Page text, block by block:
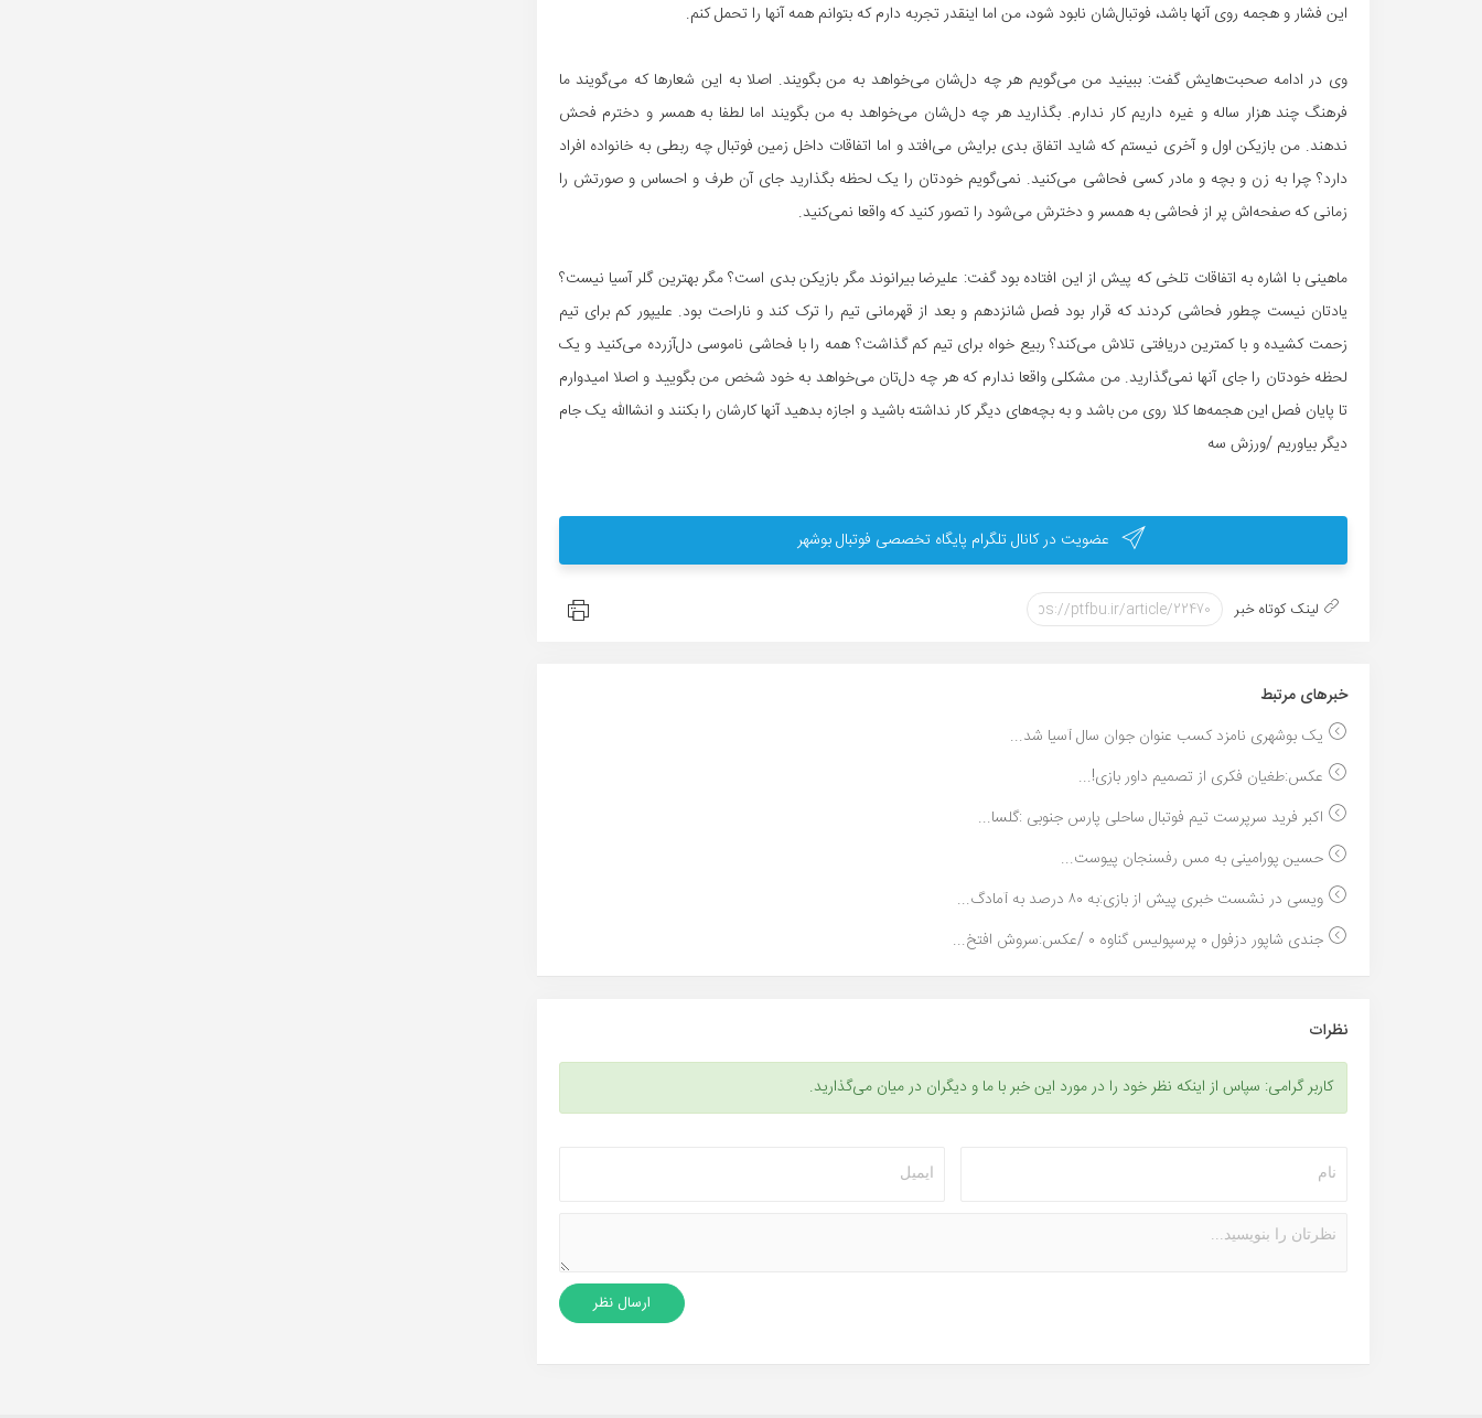
این فشار و هجمه روی آنها باشد، فوتبال‌شان نابود شود، من اما اینقدر تجربه دارم که بتوانم همه آنها را تحمل کنم.
وی در ادامه صحبت‌هایش گفت: ببینید من می‌گویم هر چه دل‌شان می‌خواهد به من بگویند. اصلا به این شعارها که می‌گویند ما
فرهنگ چند هزار ساله و غیره داریم کار ندارم. بگذارید هر چه دل‌شان می‌خواهد به من بگویند اما لطفا به همسر و دخترم فحش
ندهند. من بازیکن اول و آخری نیستم که شاید اتفاق بدی برایش می‌افتد و اما اتفاقات داخل زمین فوتبال چه ربطی به خانواده افراد
دارد؟ چرا به زن و بچه و مادر کسی فحاشی می‌کنید. نمی‌گویم خودتان را یک لحظه بگذارید جای آن طرف و احساس و صورتش را
زمانی که صفحه‌اش پر از فحاشی به همسر و دخترش می‌شود را تصور کنید که واقعا نمی‌کنید.
ماهینی با اشاره به اتفاقات تلخی که پیش از این افتاده بود گفت: علیرضا بیرانوند مگر بازیکن بدی است؟ مگر بهترین گلر آسیا نیست؟
یادتان نیست چطور فحاشی کردند که قرار بود فصل شانزدهم و بعد از قهرمانی تیم را ترک کند و ناراحت بود. علیپور کم برای تیم
زحمت کشیده و با کمترین دریافتی تلاش می‌کند؟ ربیع خواه برای تیم کم گذاشت؟ همه را با فحاشی ناموسی دل‌آزرده می‌کنید و یک
لحظه خودتان را جای آنها نمی‌گذارید. من مشکلی واقعا ندارم که هر چه دل‌تان می‌خواهد به خود شخص من بگویید و اصلا امیدوارم
تا پایان فصل این هجمه‌ها کلا روی من باشد و به بچه‌های دیگر کار نداشته باشید و اجازه بدهید آنها کارشان را بکنند و انشاالله یک جام
دیگر بیاوریم /ورزش سه
عضویت در کانال تلگرام پایگاه تخصصی فوتبال بوشهر
لینک کوتاه خبر
خبر‌های مرتبط
یک بوشهری نامزد کسب عنوان جوان سال آسیا شد...
عکس:طغیان فکری از تصمیم داور بازی!...
اکبر فرید سرپرست تیم فوتبال ساحلی پارس جنوبی :گلسا...
حسین پورامینی به مس رفسنجان پیوست...
ویسی در نشست خبری پیش از بازی:به ۸۰ درصد به آمادگ...
جندی شاپور دزفول ۰ پرسپولیس گناوه ۰ /عکس:سروش افتخ...
نظرات
کاربر گرامی: سپاس از اینکه نظر خود را در مورد این خبر با ما و دیگران در میان می‌گذارید.